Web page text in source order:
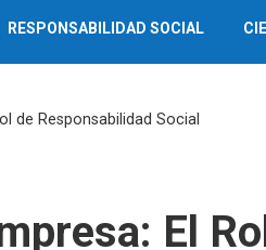
RESPONSABILIDAD SOCIAL
de Responsabilidad Social
El